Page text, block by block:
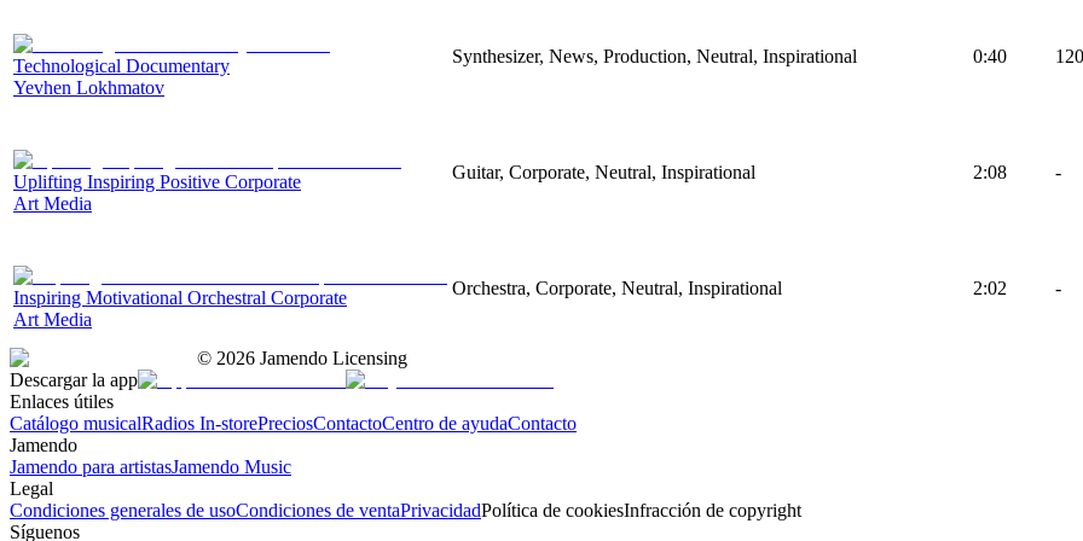
Technological Documentary
Yevhen Lokhmatov
Synthesizer, News, Production, Neutral, Inspirational 0:40 120
Uplifting Inspiring Positive Corporate
Art Media
Guitar, Corporate, Neutral, Inspirational 2:08 -
Inspiring Motivational Orchestral Corporate
Art Media
Orchestra, Corporate, Neutral, Inspirational 2:02 -
© 2026 Jamendo Licensing
Descargar la app
Enlaces útiles
Catálogo musicalRadios In-storePreciosContactoCentro de ayudaContacto
Jamendo
Jamendo para artistasJamendo Music
Legal
Condiciones generales de usoCondiciones de ventaPrivacidadPolítica de cookiesInfracción de copyright
Síguenos